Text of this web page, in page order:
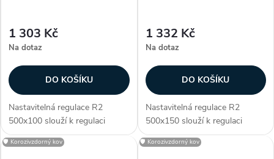
1 303 Kč
Na dotaz
DO KOŠÍKU
Nastavitelná regulace R2
500x100 slouží k regulaci
průtoku vzduchu. Regulace je
určena pro
1 332 Kč
Na dotaz
DO KOŠÍKU
Nastavitelná regulace R2
500x150 slouží k regulaci
průtoku vzduchu. Regulace je
určena pro
🛡️ Korozivzdorný kov 🛡️ Korozivzdorný kov